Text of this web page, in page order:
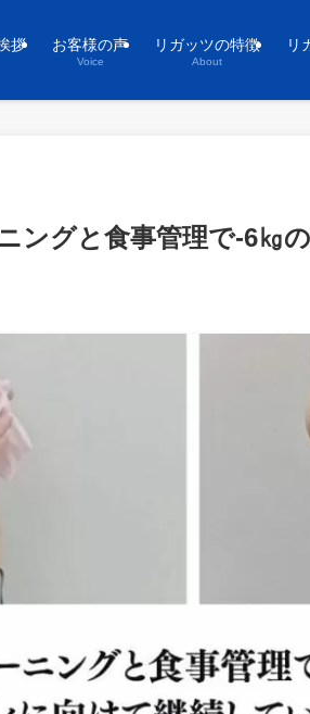
拶 お客様の声
Voice
リガッツの特徴
About
リ
ングと食事管理で-6㎏